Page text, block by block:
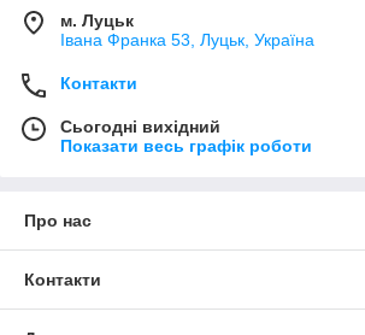
м. Луцьк
Івана Франка 53, Луцьк, Україна
Контакти
Сьогодні вихідний
Показати весь графік роботи
Про нас
Контакти